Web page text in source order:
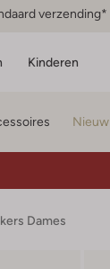
verzending*
Kinderen
Nieuw
Dames